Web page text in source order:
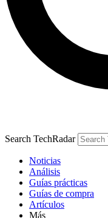
Search TechRadar
Noticias
Análisis
Guías prácticas
Guías de compra
Artículos
Más